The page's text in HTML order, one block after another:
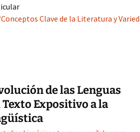
Clave de la Literatura y
de las Lenguas
Texto Expositivo a la